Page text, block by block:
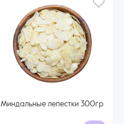
Миндальные лепестки 300гр